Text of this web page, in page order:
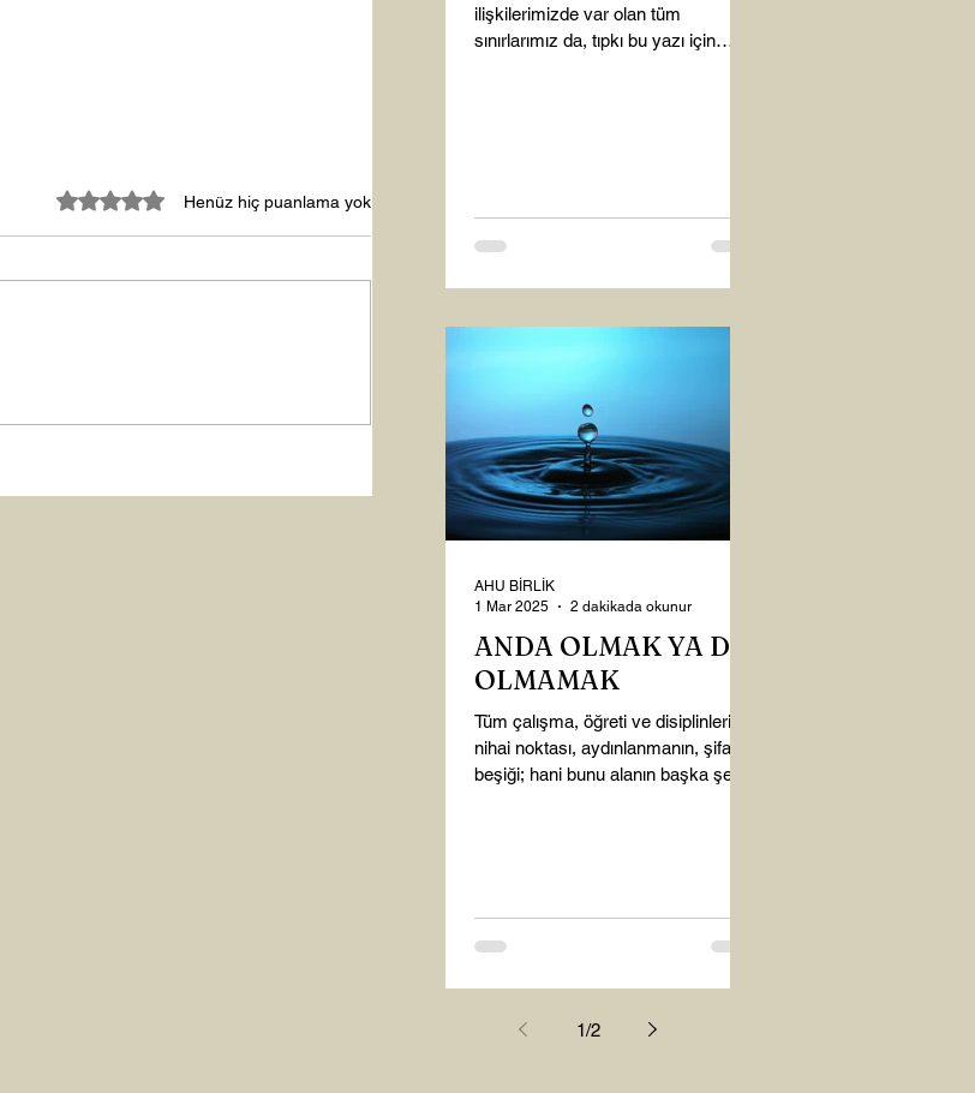
5 üzerinden 0 yıldızHenüz hiç puanlama yok
ilişkilerimizde var olan tüm
sınırlarımız da, tıpkı bu yazı için
ANDA OLMAK YA DA
OLMAMAK
Tüm çalışma, öğreti ve disiplinlerin
nihai noktası, aydınlanmanın, şifanın
beşiği; hani bunu alanın başka şey
AHU BİRLİK
1 Mar 2025
2 dakikada okunur
1/2